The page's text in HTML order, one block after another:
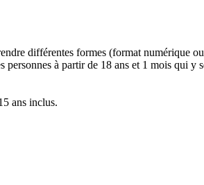
différentes formes (format numérique
à partir de 18 ans et 1 mois qui y
ans inclus.